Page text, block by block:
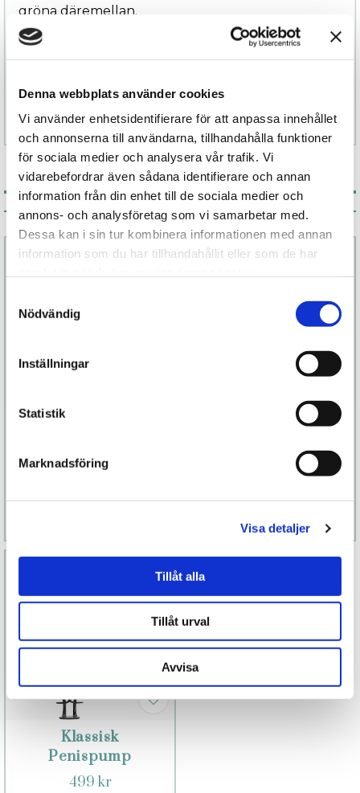
Denna webbplats använder cookies
Vi använder enhetsidentifierare för att anpassa innehållet
och annonserna till användarna, tillhandahålla funktioner
för sociala medier och analysera vår trafik. Vi
vidarebefordrar även sådana identifierare och annan
information från din enhet till de sociala medier och
annons- och analysföretag som vi samarbetar med.
Dessa kan i sin tur kombinera informationen med annan
information som du har tillhandahållit eller som de har
Nödvändig
Inställningar
Statistik
Marknadsföring
Visa detaljer
Tillåt alla
Tillåt urval
Avvisa
gröna däremellan.
Je Joue Penisring har en platt design som gör att
den sitter extra bra på plats utan att glida av.
Specifikation
Associerade produkter
1 299 kr
Pivot penisring
Köp
Läs mer
Klassisk
Penispump
499 kr